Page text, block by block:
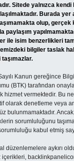
Sitede yalnızca kendi
Burada yer
olup, gerçek
paylaşım
ile isim benzerlikleri
bilgiler taslak
Kanun gereğince
(BTK) tarafından
hizmet vermektedir. Bu
olarak denetleme veya
bulunmamaktadır.
sorumluluğunu
kabul etmiş
düzenlemelere aykırı
içerikleri,